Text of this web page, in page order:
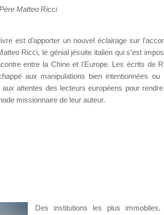
Matteo Ricci
est d’apporter un nouvel éclairage sur
Ricci, le génial jésuite italien qui s’est
entre la Chine et l’Europe. Les écrits de
aux manipulations bien intentionnées ou
attentes des lecteurs européens pour
missionnaire de leur auteur.
Des institutions les plus